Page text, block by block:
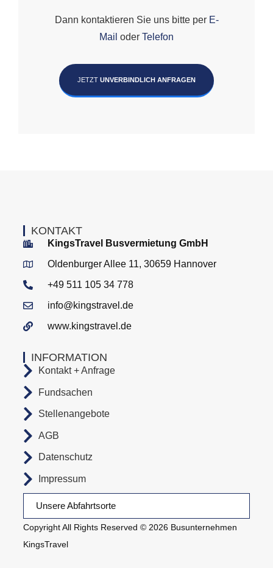
Dann kontaktieren Sie uns bitte per E-
Mail oder Telefon
JETZT UNVERBINDLICH ANFRAGEN
Copyright All Rights Reserved © 2026 Busunternehmen
KingsTravel
Unsere Abfahrtsorte
INFORMATION
Kontakt + Anfrage
Fundsachen
Stellenangebote
AGB
Datenschutz
Impressum
KONTAKT
KingsTravel Busvermietung GmbH
Oldenburger Allee 11, 30659 Hannover
+49 511 105 34 778
info@kingstravel.de
www.kingstravel.de